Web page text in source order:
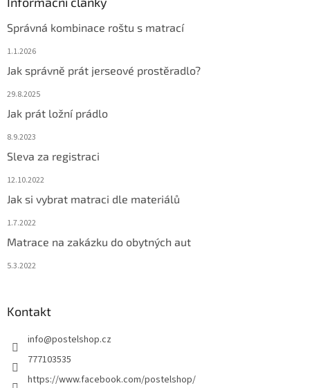
Správná kombinace roštu s matrací
1.1.2026
Jak správně prát jerseové prostěradlo?
29.8.2025
Jak prát ložní prádlo
8.9.2023
Sleva za registraci
12.10.2022
Jak si vybrat matraci dle materiálů
1.7.2022
Matrace na zakázku do obytných aut
5.3.2022
Kontakt
info@postelshop.cz
777103535
https://www.facebook.com/postelshop/